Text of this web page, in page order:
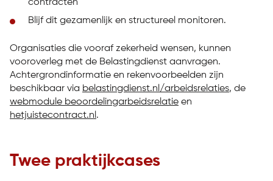
contracten
Blijf dit gezamenlijk en structureel monitoren.
Organisaties die vooraf zekerheid wensen, kunnen
vooroverleg met de Belastingdienst aanvragen.
Achtergrondinformatie en rekenvoorbeelden zijn
beschikbaar via belastingdienst.nl/arbeidsrelaties, de
webmodule beoordelingarbeidsrelatie en
hetjuistecontract.nl .
Twee praktijkcases